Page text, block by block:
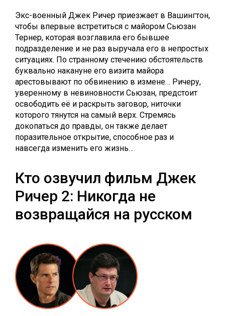
Экс-военный Джек Ричер приезжает в Вашингтон,
чтобы впервые встретиться с майором Сьюзан
Тернер, которая возглавила его бывшее
подразделение и не раз выручала его в непростых
ситуациях. По странному стечению обстоятельств
буквально накануне его визита майора
арестовывают по обвинению в измене… Ричеру,
уверенному в невиновности Сьюзан, предстоит
освободить её и раскрыть заговор, ниточки
которого тянутся на самый верх. Стремясь
докопаться до правды, он также делает
поразительное открытие, способное раз и
навсегда изменить его жизнь…
Кто озвучил фильм Джек
Ричер 2: Никогда не
возвращайся на русском